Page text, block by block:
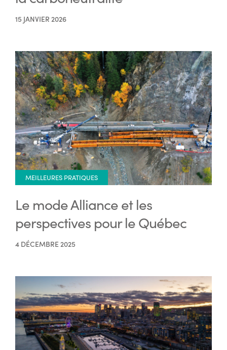
15 JANVIER 2026
MEILLEURES PRATIQUES
Le mode Alliance et les
perspectives pour le Québec
4 DÉCEMBRE 2025